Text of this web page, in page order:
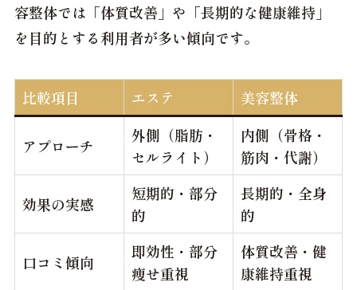
容整体では「体質改善」や「長期的な健康維持」
を目的とする利用者が多い傾向です。
比較項目 エステ 美容整体
アプローチ
外側（脂肪・
セルライト）
内側（骨格・
筋肉・代謝）
効果の実感
短期的・部分
的
長期的・全身
的
口コミ傾向
即効性・部分
痩せ重視
体質改善・健
康維持重視